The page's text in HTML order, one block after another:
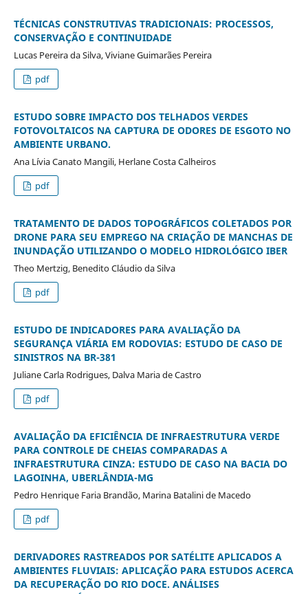
TÉCNICAS CONSTRUTIVAS TRADICIONAIS: PROCESSOS,
CONSERVAÇÃO E CONTINUIDADE
Lucas Pereira da Silva, Viviane Guimarães Pereira
pdf
ESTUDO SOBRE IMPACTO DOS TELHADOS VERDES
FOTOVOLTAICOS NA CAPTURA DE ODORES DE ESGOTO NO
AMBIENTE URBANO.
Ana Lívia Canato Mangili, Herlane Costa Calheiros
pdf
TRATAMENTO DE DADOS TOPOGRÁFICOS COLETADOS POR
DRONE PARA SEU EMPREGO NA CRIAÇÃO DE MANCHAS DE
INUNDAÇÃO UTILIZANDO O MODELO HIDROLÓGICO IBER
Theo Mertzig, Benedito Cláudio da Silva
pdf
ESTUDO DE INDICADORES PARA AVALIAÇÃO DA
SEGURANÇA VIÁRIA EM RODOVIAS: ESTUDO DE CASO DE
SINISTROS NA BR-381
Juliane Carla Rodrigues, Dalva Maria de Castro
pdf
AVALIAÇÃO DA EFICIÊNCIA DE INFRAESTRUTURA VERDE
PARA CONTROLE DE CHEIAS COMPARADAS A
INFRAESTRUTURA CINZA: ESTUDO DE CASO NA BACIA DO
LAGOINHA, UBERLÂNDIA-MG
Pedro Henrique Faria Brandão, Marina Batalini de Macedo
pdf
DERIVADORES RASTREADOS POR SATÉLITE APLICADOS A
AMBIENTES FLUVIAIS: APLICAÇÃO PARA ESTUDOS ACERCA
DA RECUPERAÇÃO DO RIO DOCE. ANÁLISES